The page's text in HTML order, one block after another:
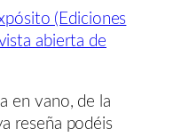
(Ediciones
abierta de
en vano, de la
reseña podéis